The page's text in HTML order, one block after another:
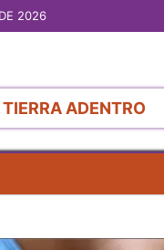
2026
TIERRA ADENTRO